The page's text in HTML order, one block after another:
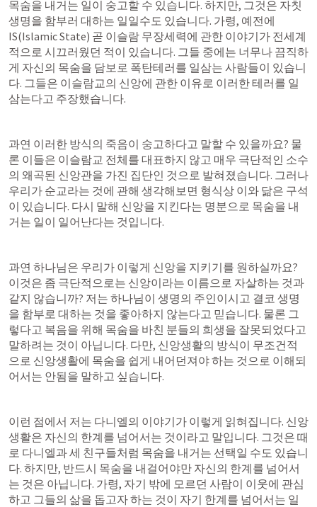
목숨을 내거는 일이 숭고할 수 있습니다. 하지만, 그것은 자칫
생명을 함부러 대하는 일일수도 있습니다. 가령, 예전에
IS(Islamic State) 곧 이슬람 무장세력에 관한 이야기가 전세계
적으로 시끄러웠던 적이 있습니다. 그들 중에는 너무나 끔직하
게 자신의 목숨을 담보로 폭탄테러를 일삼는 사람들이 있습니
다. 그들은 이슬람교의 신앙에 관한 이유로 이러한 테러를 일
삼는다고 주장했습니다.
과연 이러한 방식의 죽음이 숭고하다고 말할 수 있을까요? 물
론 이들은 이슬람교 전체를 대표하지 않고 매우 극단적인 소수
의 왜곡된 신앙관을 가진 집단인 것으로 발혀졌습니다. 그러나
우리가 순교라는 것에 관해 생각해보면 형식상 이와 닮은 구석
이 있습니다. 다시 말해 신앙을 지킨다는 명분으로 목숨을 내
거는 일이 일어난다는 것입니다.
과연 하나님은 우리가 이렇게 신앙을 지키기를 원하실까요?
이것은 좀 극단적으로는 신앙이라는 이름으로 자살하는 것과
같지 않습니까? 저는 하나님이 생명의 주인이시고 결코 생명
을 함부로 대하는 것을 좋아하지 않는다고 믿습니다. 물론 그
렇다고 복음을 위해 목숨을 바친 분들의 희생을 잘못되었다고
말하려는 것이 아닙니다. 다만, 신앙생활의 방식이 무조건적
으로 신앙생활에 목숨을 쉽게 내어던져야 하는 것으로 이해되
어서는 안됨을 말하고 싶습니다.
이런 점에서 저는 다니엘의 이야기가 이렇게 읽혀집니다. 신앙
생활은 자신의 한계를 넘어서는 것이라고 말입니다. 그것은 때
로 다니엘과 세 친구들처럼 목숨을 내거는 선택일 수도 있습니
다. 하지만, 반드시 목숨을 내걸어야만 자신의 한계를 넘어서
는 것은 아닙니다. 가령, 자기 밖에 모르던 사람이 이웃에 관심
하고 그들의 삶을 돕고자 하는 것이 자기 한계를 넘어서는 일